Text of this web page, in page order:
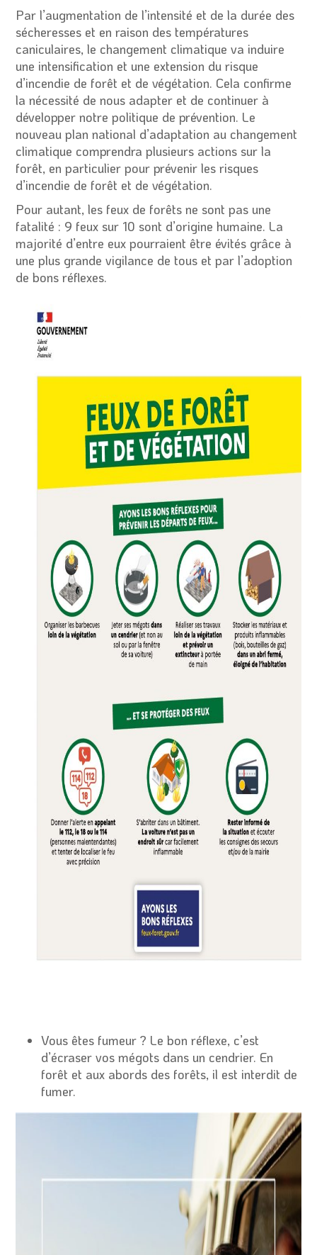
Par l’augmentation de l’intensité et de la durée des
sécheresses et en raison des températures
caniculaires, le changement climatique va induire
une intensification et une extension du risque
d’incendie de forêt et de végétation. Cela confirme
la nécessité de nous adapter et de continuer à
développer notre politique de prévention. Le
nouveau plan national d’adaptation au changement
climatique comprendra plusieurs actions sur la
forêt, en particulier pour prévenir les risques
d’incendie de forêt et de végétation.
Pour autant, les feux de forêts ne sont pas une
fatalité : 9 feux sur 10 sont d’origine humaine. La
majorité d’entre eux pourraient être évités grâce à
une plus grande vigilance de tous et par l’adoption
de bons réflexes.
Vous êtes fumeur ? Le bon réflexe, c’est
d’écraser vos mégots dans un cendrier. En
forêt et aux abords des forêts, il est interdit de
fumer.